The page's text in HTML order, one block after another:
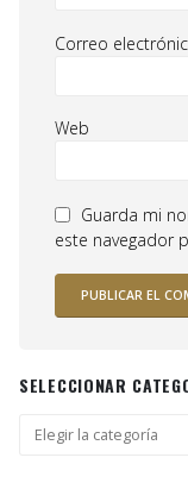
Correo
Web
Guarda mi
este navegador
SELECCIONAR
Seleccionar
categoría